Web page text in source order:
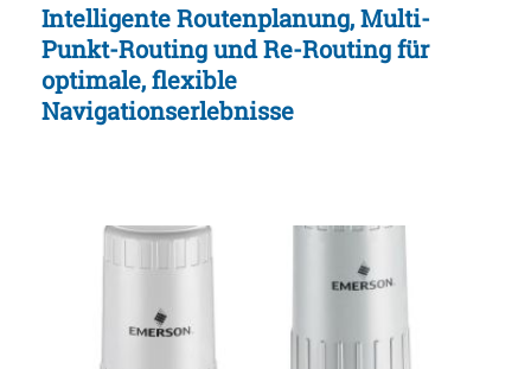
Intelligente Routenplanung, Multi-
Punkt-Routing und Re-Routing für
optimale, flexible
Navigationserlebnisse